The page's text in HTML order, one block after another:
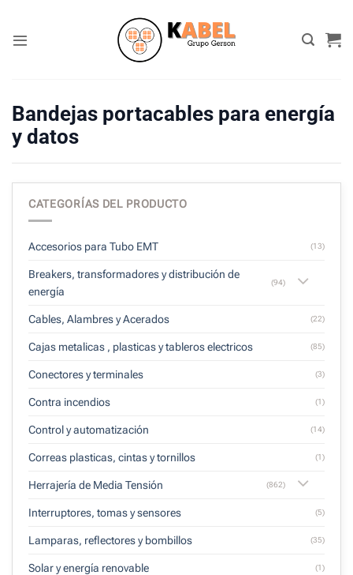
content
Bandejas portacables para energía
y datos
CATEGORÍAS DEL PRODUCTO
Accesorios para Tubo EMT (13)
Breakers, transformadores y distribución de
energía
(94)
Cables, Alambres y Acerados (22)
Cajas metalicas , plasticas y tableros electricos (85)
Conectores y terminales (3)
Contra incendios (1)
Control y automatización (14)
Correas plasticas, cintas y tornillos (1)
Herrajería de Media Tensión (862)
Interruptores, tomas y sensores (5)
Lamparas, reflectores y bombillos (35)
Solar y energía renovable (1)